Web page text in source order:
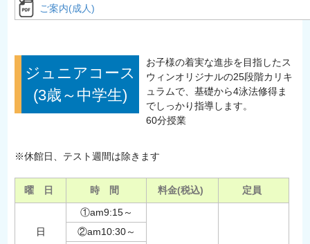
ご案内(成人)
ジュニアコース
(3歳～中学生)
お子様の着実な進歩を目指したス
ウィンオリジナルの25段階カリキ
ュラムで、基礎から4泳法修得ま
でしっかり指導します。
60分授業
※休館日、テスト週間は除きます
曜 日 時 間 料金(税込) 定員
日
①am9:15～
②am10:30～